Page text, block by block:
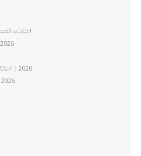
වේවා !
| 2026